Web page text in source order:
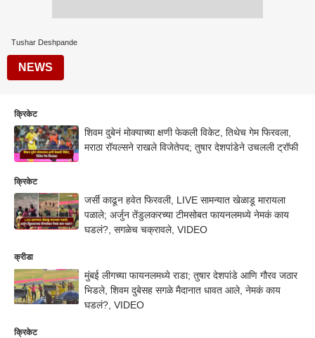
Tushar Deshpande
NEWS
क्रिकेट
शिवम दुबेनं मोक्याच्या क्षणी फेकली विकेट, तिथेच गेम फिरवला,
मराठा रॉयल्सने राखले विजेतेपद; तुषार देशपांडेने उचलली ट्रॉफी
क्रिकेट
जर्सी काढून हवेत फिरवली, LIVE सामन्यात खेळाडू मारायला
पळाले; अर्जुन तेंडुलकरच्या टीमसोबत फायनलमध्ये नेमकं काय
घडलं?, सगळेच चक्रावले, VIDEO
क्रीडा
मुंबई लीगच्या फायनलमध्ये राडा; तुषार देशपांडे आणि गौरव जठार
भिडले, शिवम दुबेसह सगळे मैदानात धावत आले, नेमकं काय
घडलं?, VIDEO
क्रिकेट